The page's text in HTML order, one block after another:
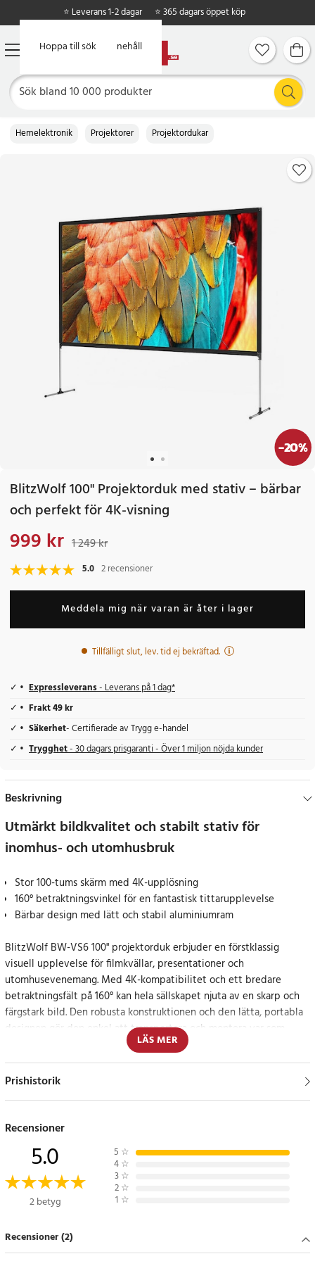
Hoppa till huvudinnehåll
Hoppa till sök
⭐ Leverans 1-2 dagar ⭐ 365 dagars öppet köp
Hemelektronik Projektorer Projektordukar
-20%
BlitzWolf 100" Projektorduk med stativ – bärbar
och perfekt för 4K-visning
Nuvarande pris
999 kr 1 249 kr
5.0 2 recensioner
Meddela mig när varan är åter i lager
Tillfälligt slut, lev. tid ej bekräftad.
Expressleverans- Leverans på 1 dag*
Frakt 49 kr
Säkerhet- Certifierade av Trygg e-handel
Trygghet- 30 dagars prisgaranti - Över 1 miljon nöjda kunder
Beskrivning
Utmärkt bildkvalitet och stabilt stativ för
inomhus- och utomhusbruk
Stor 100-tums skärm med 4K-upplösning
160° betraktningsvinkel för en fantastisk tittarupplevelse
Bärbar design med lätt och stabil aluminiumram
BlitzWolf BW-VS6 100" projektorduk erbjuder en förstklassig
visuell upplevelse för filmkvällar, presentationer och
utomhusevenemang. Med 4K-kompatibilitet och ett bredare
betraktningsfält på 160° kan hela sällskapet njuta av en skarp och
färgstark bild. Den robusta konstruktionen och den lätta, portabla
designen gör den enkel att transportera och montera var som
Kristallklar bild i 4K-upplösning
en extra tjock yta för att förhindra veck och distortion. Resultatet
detaljrikedom, perfekt för hemmabio, gaming eller
affärspresentationer.
Stort betraktningsområde med 160° betraktningsvinkel
Alla i rummet får en utmärkt bild tack vare den breda
betraktningsvinkeln på 160°. Oavsett om du sitter direkt framför
LÄS MER
Prishistorik
Recensioner
5.0
2 betyg
5 ☆
4 ☆
3 ☆
2 ☆
1 ☆
Recensioner (2)